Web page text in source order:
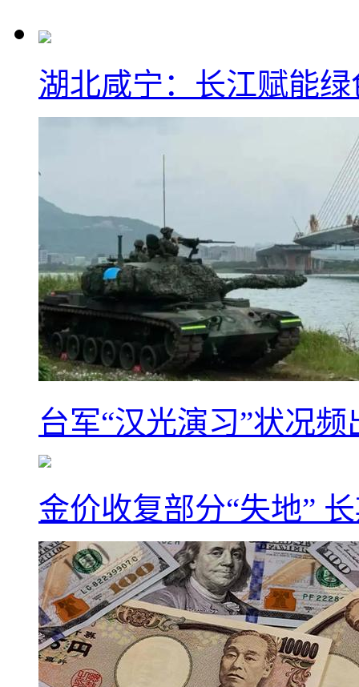
湖北咸宁：长江赋能
台军“汉光演习”状况
金价收复部分“失地”